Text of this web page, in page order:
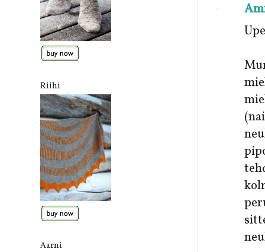
Riihi
Aarni